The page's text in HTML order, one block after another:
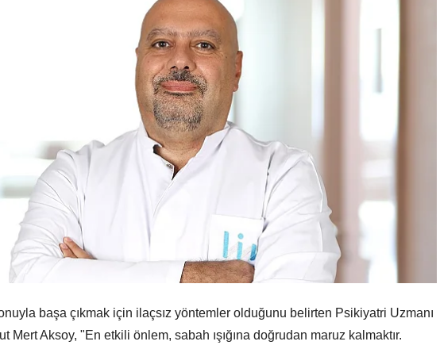
başa çıkmak için ilaçsız yöntemler olduğunu belirten Psikiyatri Uzmanı
Mert Aksoy, "En etkili önlem, sabah ışığına doğrudan maruz kalmaktır.